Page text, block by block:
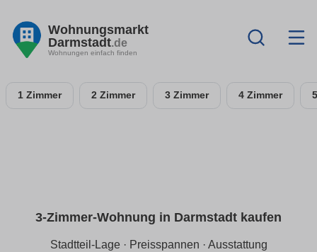
Wohnungsmarkt
Darmstadt.de
Wohnungen einfach finden
1 Zimmer 2 Zimmer 3 Zimmer 4 Zimmer
3-Zimmer-Wohnung in Darmstadt kaufen
Stadtteil-Lage · Preisspannen · Ausstattung